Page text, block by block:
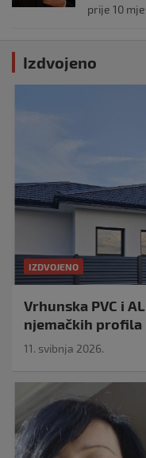
prije 10
Izdvojeno
IZDVOJENO
Vrhunska PVC i
njemačkih profila
11. svibnja 2026.